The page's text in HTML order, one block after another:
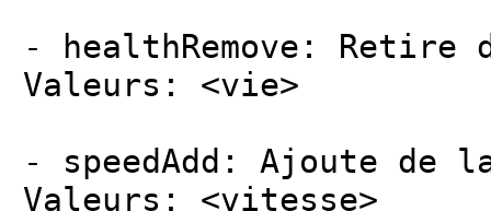
- healthRemove:
Valeurs: <vie>
- speedAdd: Ajoute de
Valeurs: <vitesse>